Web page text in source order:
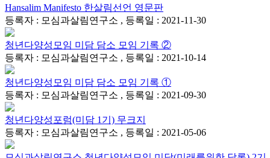
Hansalim Manifesto 한살림선언 영문판
등록자 : 모심과살림연구소 , 등록일 : 2021-11-30
청년다양성모임 미담 담소 모임 기록 ②
등록자 : 모심과살림연구소 , 등록일 : 2021-10-14
청년다양성모임 미담 담소 모임 기록 ①
등록자 : 모심과살림연구소 , 등록일 : 2021-09-30
청년다양성포럼(미담 1기) 무크지
등록자 : 모심과살림연구소 , 등록일 : 2021-05-06